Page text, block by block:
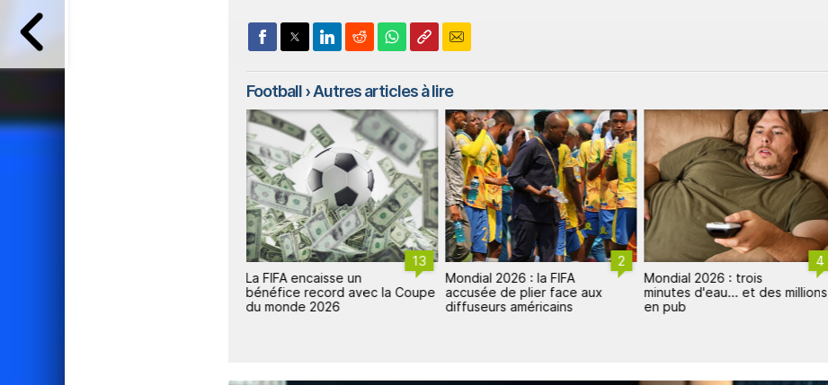
Football› Autres articles à lire
13
La FIFA encaisse un
bénéfice record avec la Coupe
du monde 2026
2
Mondial 2026 : la FIFA
accusée de plier face aux
diffuseurs américains
4
Mondial 2026 : trois
minutes d'eau... et des millions
en pub